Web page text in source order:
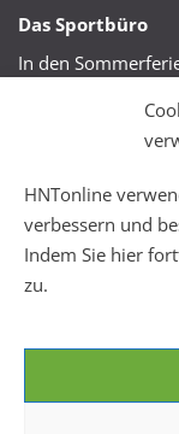
HNTonline
verbessern und
Indem Sie hier
zu.
Das Sportbüro
In den
Mo + Mi 16:00 –
Mo – Fr 08:00 –
Sa + So 10:00 –